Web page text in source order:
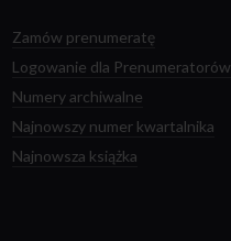
Zamów prenumeratę
Logowanie dla Prenumeratorów
Numery archiwalne
Najnowszy numer kwartalnika
Najnowsza książka